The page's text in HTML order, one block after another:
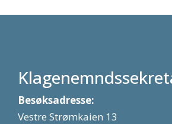
Besøksadresse:
Vestre Strømkaien 13